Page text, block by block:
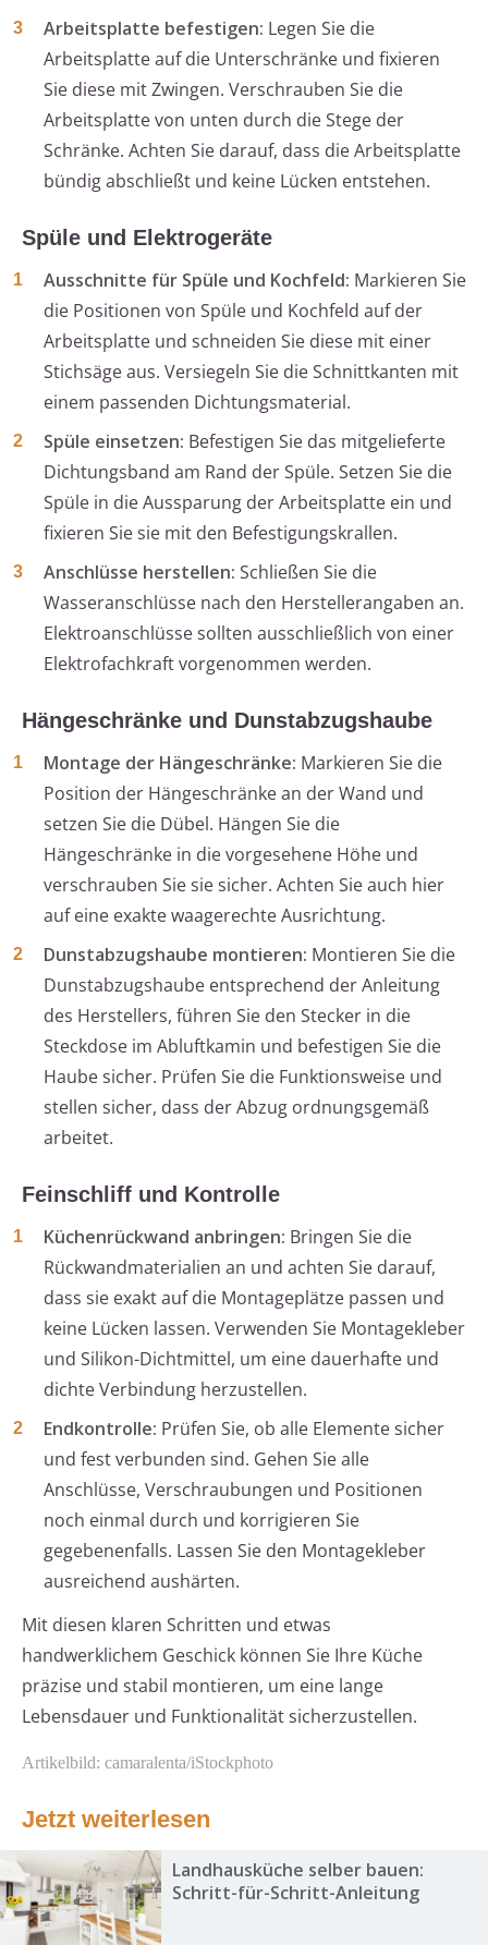
Arbeitsplatte befestigen: Legen Sie die
Arbeitsplatte auf die Unterschränke und fixieren
Sie diese mit Zwingen. Verschrauben Sie die
Arbeitsplatte von unten durch die Stege der
Schränke. Achten Sie darauf, dass die Arbeitsplatte
bündig abschließt und keine Lücken entstehen.
Spüle und Elektrogeräte
Ausschnitte für Spüle und Kochfeld: Markieren Sie
die Positionen von Spüle und Kochfeld auf der
Arbeitsplatte und schneiden Sie diese mit einer
Stichsäge aus. Versiegeln Sie die Schnittkanten mit
einem passenden Dichtungsmaterial.
Spüle einsetzen: Befestigen Sie das mitgelieferte
Dichtungsband am Rand der Spüle. Setzen Sie die
Spüle in die Aussparung der Arbeitsplatte ein und
fixieren Sie sie mit den Befestigungskrallen.
Anschlüsse herstellen: Schließen Sie die
Wasseranschlüsse nach den Herstellerangaben an.
Elektroanschlüsse sollten ausschließlich von einer
Elektrofachkraft vorgenommen werden.
Hängeschränke und Dunstabzugshaube
Montage der Hängeschränke: Markieren Sie die
Position der Hängeschränke an der Wand und
setzen Sie die Dübel. Hängen Sie die
Hängeschränke in die vorgesehene Höhe und
verschrauben Sie sie sicher. Achten Sie auch hier
auf eine exakte waagerechte Ausrichtung.
Dunstabzugshaube montieren: Montieren Sie die
Dunstabzugshaube entsprechend der Anleitung
des Herstellers, führen Sie den Stecker in die
Steckdose im Abluftkamin und befestigen Sie die
Haube sicher. Prüfen Sie die Funktionsweise und
stellen sicher, dass der Abzug ordnungsgemäß
arbeitet.
Feinschliff und Kontrolle
Küchenrückwand anbringen: Bringen Sie die
Rückwandmaterialien an und achten Sie darauf,
dass sie exakt auf die Montageplätze passen und
keine Lücken lassen. Verwenden Sie Montagekleber
und Silikon-Dichtmittel, um eine dauerhafte und
dichte Verbindung herzustellen.
Endkontrolle: Prüfen Sie, ob alle Elemente sicher
und fest verbunden sind. Gehen Sie alle
Anschlüsse, Verschraubungen und Positionen
noch einmal durch und korrigieren Sie
gegebenenfalls. Lassen Sie den Montagekleber
ausreichend aushärten.
Mit diesen klaren Schritten und etwas
handwerklichem Geschick können Sie Ihre Küche
präzise und stabil montieren, um eine lange
Lebensdauer und Funktionalität sicherzustellen.
Artikelbild: camaralenta/iStockphoto
Jetzt weiterlesen
Landhausküche selber bauen:
Schritt-für-Schritt-Anleitung